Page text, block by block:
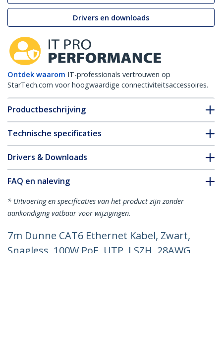
Drivers en downloads
Ontdek waarom IT-professionals vertrouwen op
StarTech.com voor hoogwaardige connectiviteitsaccessoires.
Productbeschrijving
Technische specificaties
Drivers & Downloads
FAQ en naleving
* Uitvoering en specificaties van het product zijn zonder
aankondiging vatbaar voor wijzigingen.
7m Dunne CAT6 Ethernet Kabel, Zwart,
Snagless, 100W PoE, UTP, LSZH, 28AWG